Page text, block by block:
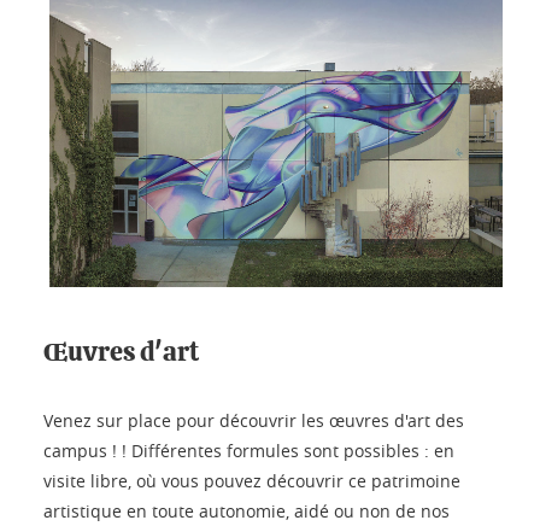
Œuvres d'art
Venez sur place pour découvrir les œuvres d'art des
campus ! ! Différentes formules sont possibles : en
visite libre, où vous pouvez découvrir ce patrimoine
artistique en toute autonomie, aidé ou non de nos